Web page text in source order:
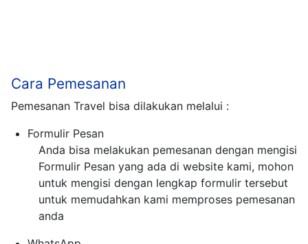
Cara Pemesanan
Pemesanan Travel bisa dilakukan melalui :
Formulir Pesan
Anda bisa melakukan pemesanan dengan mengisi
Formulir Pesan yang ada di website kami, mohon
untuk mengisi dengan lengkap formulir tersebut
untuk memudahkan kami memproses pemesanan
anda